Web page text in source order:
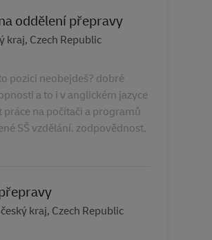
oddělení přepravy
kraj, Czech Republic
pozici neobejdeš? dobré
a to i v anglickém jazyce
na počítači a programů
SŠ vzdělání. zodpovědnost,
kraj, Czech Republic